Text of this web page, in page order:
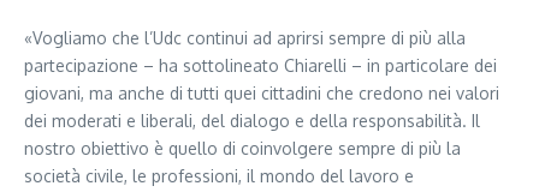
«Vogliamo che l’Udc continui ad aprirsi sempre di più alla
partecipazione – ha sottolineato Chiarelli – in particolare dei
giovani, ma anche di tutti quei cittadini che credono nei valori
dei moderati e liberali, del dialogo e della responsabilità. Il
nostro obiettivo è quello di coinvolgere sempre di più la
società civile, le professioni, il mondo del lavoro e